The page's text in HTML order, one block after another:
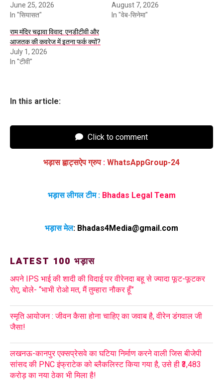
June 25, 2026
In "सियासत"
August 7, 2026
In "वेब-सिनेमा"
राम मंदिर चढ़ावा विवाद: एनडीटीवी और
आजतक की कवरेज में इतना फर्क क्यों?
July 1, 2026
In "टीवी"
In this article:
Click to comment
भड़ास ह्वाट्सऐप ग्रुप : WhatsAppGroup-24
भड़ास लीगल टीम : Bhadas Legal Team
भड़ास मेल: Bhadas4Media@gmail.com
LATEST 100 भड़ास
अपने IPS भाई की शादी की विदाई पर वीरेनदा बहू से ज्यादा फूट-फूटकर
रोए, बोले- “भाभी रोओ मत, मैं तुम्हारा नौकर हूँ”
स्मृति आयोजन : जीवन कैसा होना चाहिए का जवाब है, वीरेन डंगवाल जी
जैसा!
लखनऊ-कानपुर एक्सप्रेसवे का घटिया निर्माण करने वाली जिस बीजेपी
सांसद की PNC इंफ्राटेक को ब्लैकलिस्ट किया गया है, उसे ही ₹3,483
करोड़ का नया ठेका भी मिला है!